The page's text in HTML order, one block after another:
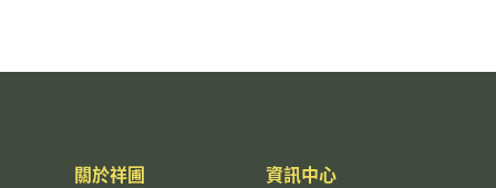
關於祥圃 資訊中心